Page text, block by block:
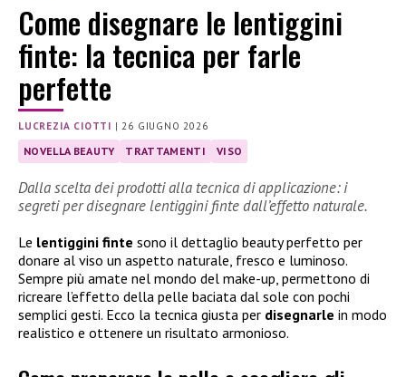
Come disegnare le lentiggini
finte: la tecnica per farle
perfette
LUCREZIA CIOTTI |26 GIUGNO 2026
NOVELLA BEAUTY TRATTAMENTI VISO
Dalla scelta dei prodotti alla tecnica di applicazione: i
segreti per disegnare lentiggini finte dall’effetto naturale.
Le lentiggini finte sono il dettaglio beauty perfetto per
donare al viso un aspetto naturale, fresco e luminoso.
Sempre più amate nel mondo del make-up, permettono di
ricreare l’effetto della pelle baciata dal sole con pochi
semplici gesti. Ecco la tecnica giusta per disegnarle in modo
realistico e ottenere un risultato armonioso.